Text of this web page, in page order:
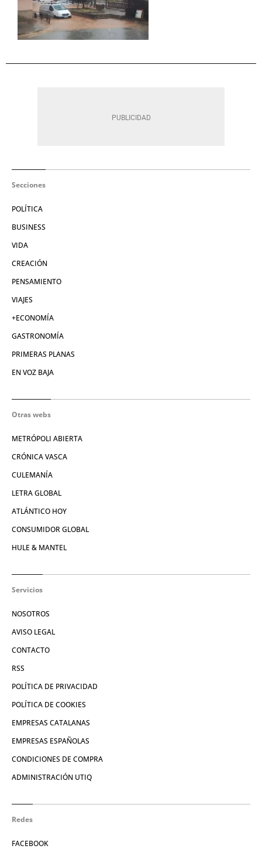
Secciones
POLÍTICA
BUSINESS
VIDA
CREACIÓN
PENSAMIENTO
VIAJES
+ECONOMÍA
GASTRONOMÍA
PRIMERAS PLANAS
EN VOZ BAJA
Otras webs
METRÓPOLI ABIERTA
CRÓNICA VASCA
CULEMANÍA
LETRA GLOBAL
ATLÁNTICO HOY
CONSUMIDOR GLOBAL
HULE & MANTEL
Servicios
NOSOTROS
AVISO LEGAL
CONTACTO
RSS
POLÍTICA DE PRIVACIDAD
POLÍTICA DE COOKIES
EMPRESAS CATALANAS
EMPRESAS ESPAÑOLAS
CONDICIONES DE COMPRA
ADMINISTRACIÓN UTIQ
Redes
FACEBOOK